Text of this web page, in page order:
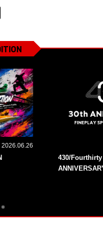
2026.06.26
430/